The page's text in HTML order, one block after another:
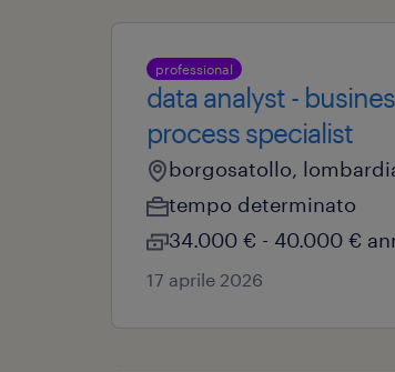
professional
data analyst -
process specialist
borgosatollo,
tempo determinato
34.000 € - 40.000 €
17 aprile 2026